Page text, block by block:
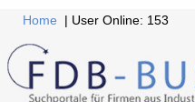
Home | User Online: 153